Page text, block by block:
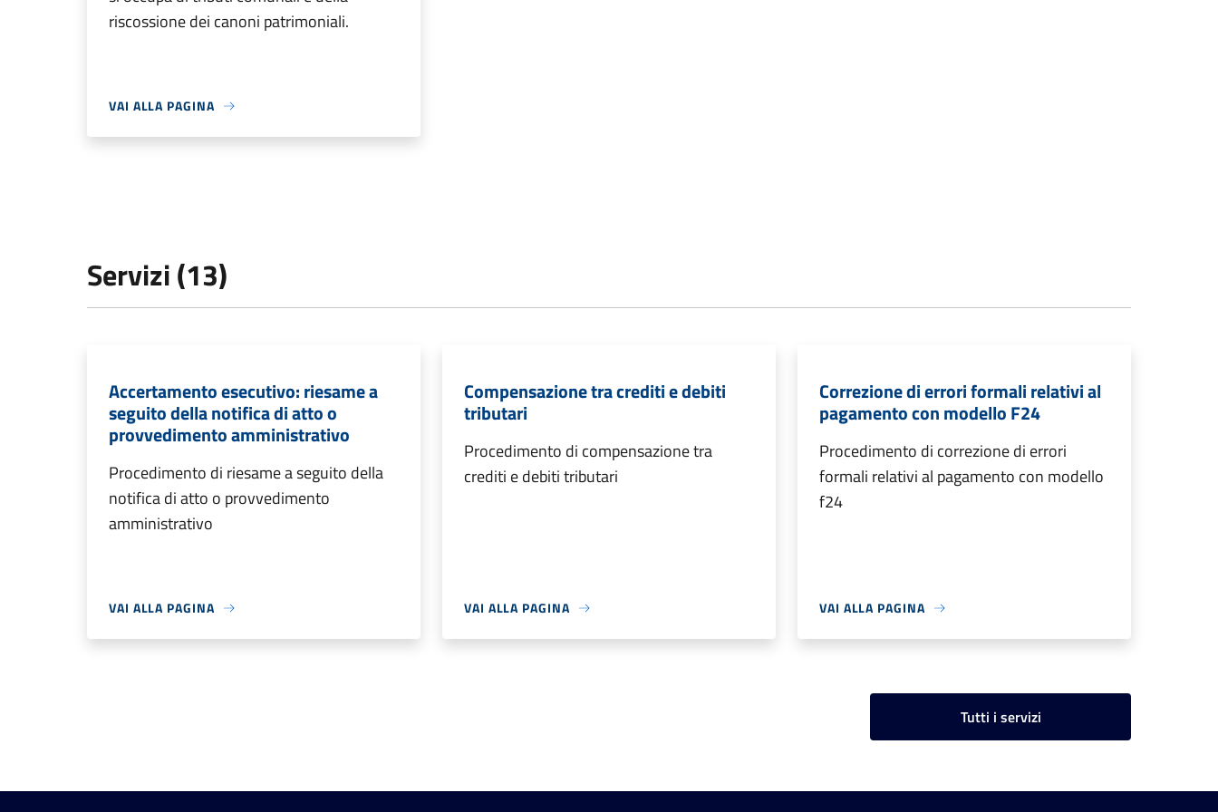
riscossione dei canoni patrimoniali.
VAI ALLA PAGINA
Servizi (13)
Accertamento esecutivo: riesame a
seguito della notifica di atto o
provvedimento amministrativo
Procedimento di riesame a seguito della
notifica di atto o provvedimento
amministrativo
VAI ALLA PAGINA
Compensazione tra crediti e debiti
tributari
Procedimento di compensazione tra
crediti e debiti tributari
VAI ALLA PAGINA
Correzione di errori formali relativi al
pagamento con modello F24
Procedimento di correzione di errori
formali relativi al pagamento con modello
f24
VAI ALLA PAGINA
Tutti i servizi